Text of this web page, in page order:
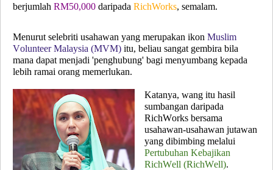
berjumlah RM50,000 daripada RichWorks, semalam.
Menurut selebriti usahawan yang merupakan ikon Muslim
Volunteer Malaysia (MVM) itu, beliau sangat gembira bila
mana dapat menjadi 'penghubung' bagi menyumbang kepada
lebih ramai orang memerlukan.
Katanya, wang itu hasil
sumbangan daripada
RichWorks bersama
usahawan-usahawan jutawan
yang dibimbing melalui
Pertubuhan Kebajikan
RichWell (RichWell).